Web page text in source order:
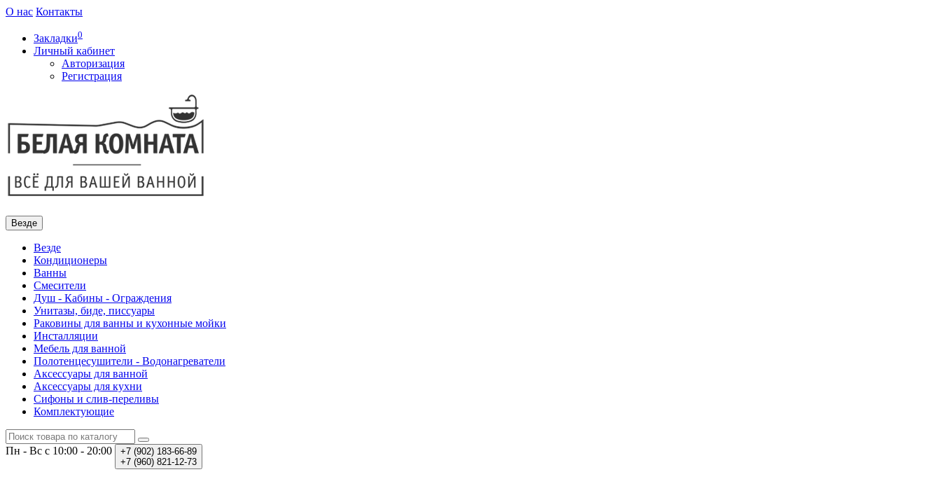
О нас Контакты
Закладки0
Личный кабинет
Авторизация
Регистрация
Везде
Везде
Кондиционеры
Ванны
Смесители
Душ - Кабины - Ограждения
Унитазы, биде, писсуары
Раковины для ванны и кухонные мойки
Инсталляции
Мебель для ванной
Полотенцесушители - Водонагреватели
Аксессуары для ванной
Аксессуары для кухни
Сифоны и слив-переливы
Комплектующие
Пн - Вс с 10:00 - 20:00 +7 (902) 183-66-89
+7 (960) 821-12-73